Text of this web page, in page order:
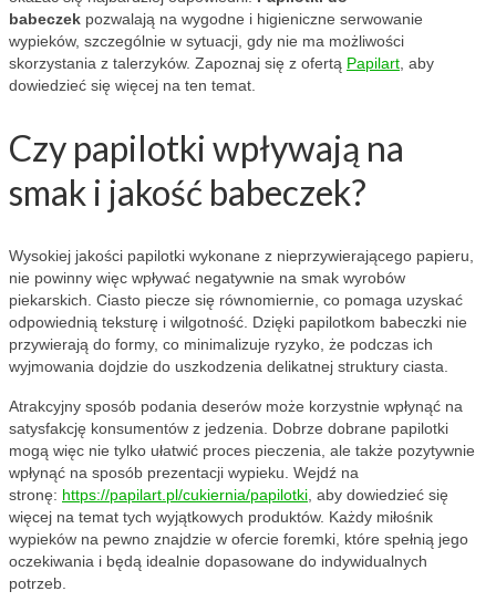
babeczek pozwalają na wygodne i higieniczne serwowanie
wypieków, szczególnie w sytuacji, gdy nie ma możliwości
skorzystania z talerzyków. Zapoznaj się z ofertą Papilart, aby
dowiedzieć się więcej na ten temat.
Czy papilotki wpływają na
smak i jakość babeczek?
Wysokiej jakości papilotki wykonane z nieprzywierającego papieru,
nie powinny więc wpływać negatywnie na smak wyrobów
piekarskich. Ciasto piecze się równomiernie, co pomaga uzyskać
odpowiednią teksturę i wilgotność. Dzięki papilotkom babeczki nie
przywierają do formy, co minimalizuje ryzyko, że podczas ich
wyjmowania dojdzie do uszkodzenia delikatnej struktury ciasta.
Atrakcyjny sposób podania deserów może korzystnie wpłynąć na
satysfakcję konsumentów z jedzenia. Dobrze dobrane papilotki
mogą więc nie tylko ułatwić proces pieczenia, ale także pozytywnie
wpłynąć na sposób prezentacji wypieku. Wejdź na
stronę: https://papilart.pl/cukiernia/papilotki , aby dowiedzieć się
więcej na temat tych wyjątkowych produktów. Każdy miłośnik
wypieków na pewno znajdzie w ofercie foremki, które spełnią jego
oczekiwania i będą idealnie dopasowane do indywidualnych
potrzeb.